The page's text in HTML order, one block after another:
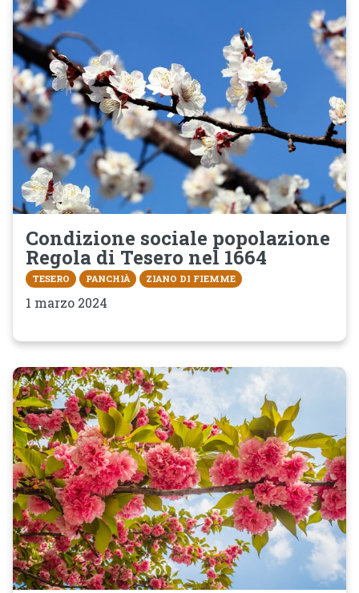
Condizione sociale popolazione
Regola di Tesero nel 1664
TESERO PANCHIÀ ZIANO DI FIEMME
1 marzo 2024